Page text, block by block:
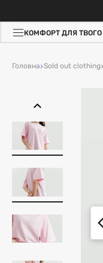
КОМФОРТ ДЛЯ ТВОГО
Головна Sold out clothing